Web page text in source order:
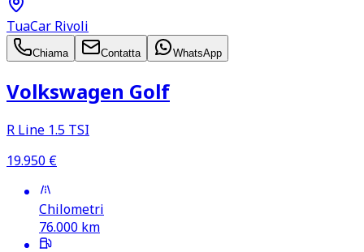
TuaCar Rivoli
Chiama Contatta WhatsApp
Volkswagen Golf
R Line 1.5 TSI
19.950 €
Chilometri
76.000 km